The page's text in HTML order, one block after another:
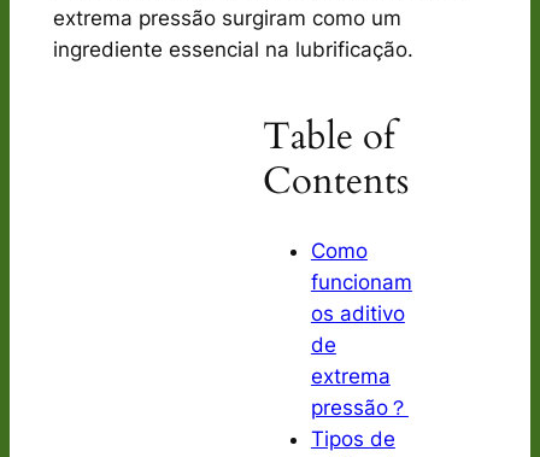
extrema pressão surgiram como um
ingrediente essencial na lubrificação.
Table of
Contents
Como
funcionam
os aditivo
de
extrema
pressão？
Tipos de